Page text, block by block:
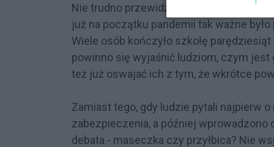
Nie trudno przewidzieć, że
już na początku pandemii tak ważne
Wiele osób kończyło szkołę
powinno się wyjaśnić ludziom, czym jest
też już oswajać ich z tym, że wkrótce
Zamiast tego, gdy ludzie pytali najpierw
zabezpieczenia, a później wprowadzono
debata - maseczka czy przyłbica? Nie